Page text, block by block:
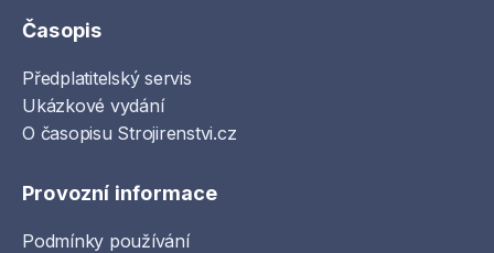
Časopis
Předplatitelský servis
Ukázkové vydání
O časopisu Strojirenstvi.cz
Provozní informace
Podmínky používání